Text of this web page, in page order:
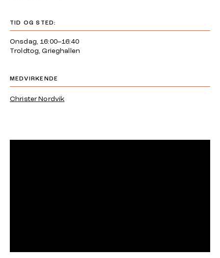
TID OG STED:
Onsdag, 16:00–16:40
Troldtog, Grieghallen
MEDVIRKENDE
Christer Nordvik